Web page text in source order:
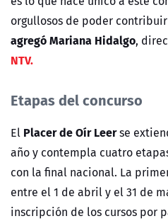
orgullosos de poder
agregó Mariana Hidalgo,
NTV.
Etapas del concurso
El Placer de Oír Leerse
año y contempla cuatro
con la final nacional. La
entre el 1 de abril y el 31 de
inscripción de los cursos por